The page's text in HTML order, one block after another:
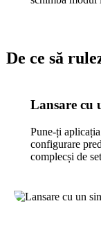
De ce să
Lansare cu
Pune-ți
configurare
complecși de